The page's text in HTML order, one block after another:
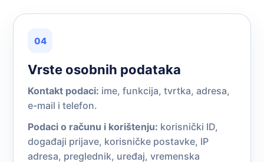
04
Vrste osobnih podataka
Kontakt podaci: ime, funkcija, tvrtka, adresa,
e-mail i telefon.
Podaci o računu i korištenju: korisnički ID,
događaji prijave, korisničke postavke, IP
adresa, preglednik, uređaj, vremenska